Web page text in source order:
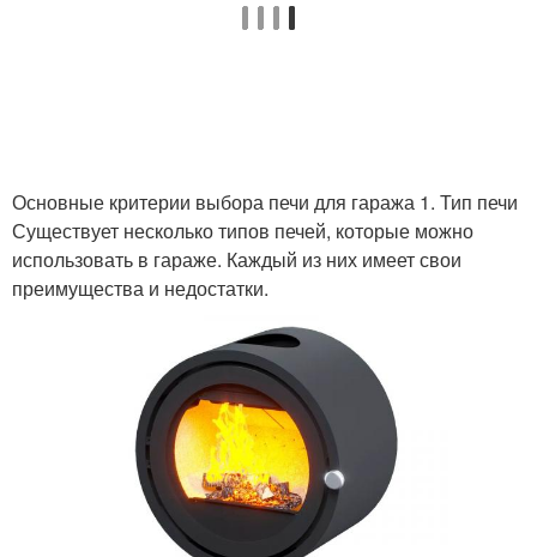
Основные критерии выбора печи для гаража 1. Тип печи
Существует несколько типов печей, которые можно
использовать в гараже. Каждый из них имеет свои
преимущества и недостатки.